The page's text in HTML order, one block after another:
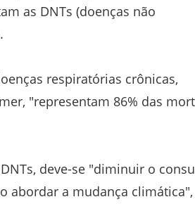
as DNTs (doenças não
respiratórias crônicas,
"representam 86% das
deve-se "diminuir o
abordar a mudança climática",